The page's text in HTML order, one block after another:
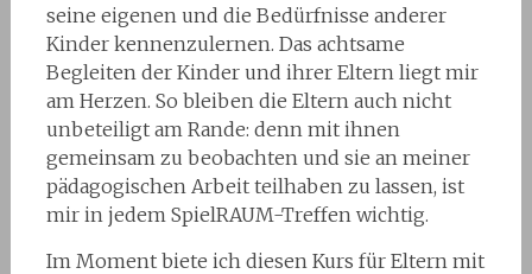
seine eigenen und die Bedürfnisse anderer
Kinder kennenzulernen. Das achtsame
Begleiten der Kinder und ihrer Eltern liegt mir
am Herzen. So bleiben die Eltern auch nicht
unbeteiligt am Rande: denn mit ihnen
gemeinsam zu beobachten und sie an meiner
pädagogischen Arbeit teilhaben zu lassen, ist
mir in jedem SpielRAUM-Treffen wichtig.
Im Moment biete ich diesen Kurs für Eltern mit